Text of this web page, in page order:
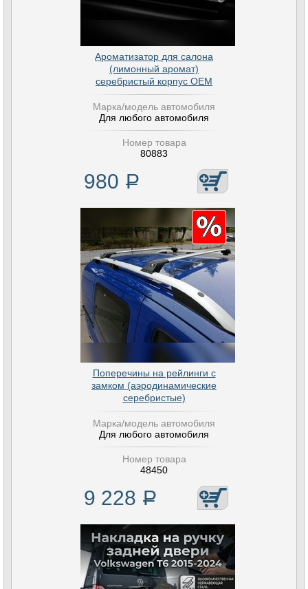
Ароматизатор для салона
(лимонный аромат)
серебристый корпус OEM
Марка/модель автомобиля
Для любого автомобиля
Номер товара
80883
980 Р
Поперечины на рейлинги с
замком (аэродинамические
серебристые)
Марка/модель автомобиля
Для любого автомобиля
Номер товара
48450
9 228 Р